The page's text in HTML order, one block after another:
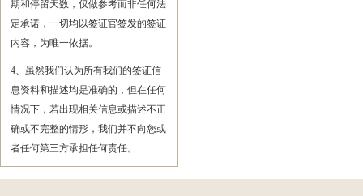
期和停留天数，仅做参考而非任何法
定承诺，一切均以签证官签发的签证
内容，为唯一依据。
4、虽然我们认为所有我们的签证信
息资料和描述均是准确的，但在任何
情况下，若出现相关信息或描述不正
确或不完整的情形，我们并不向您或
者任何第三方承担任何责任。